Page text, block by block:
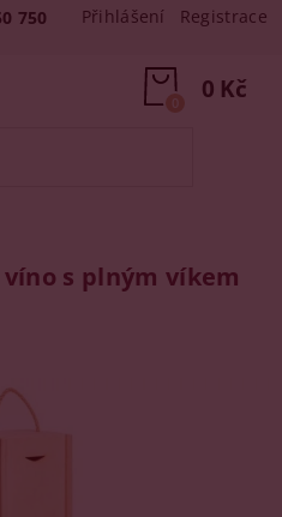
750 Přihlášení Registrace
0 Kč
0
s plným víkem